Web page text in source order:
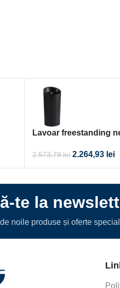
Lavoar freestanding
2.573,79lei 2.264,93 lei
te la
noile produse și oferte